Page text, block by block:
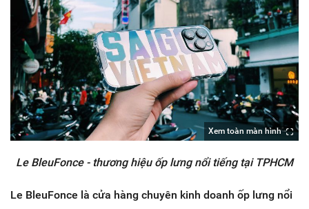
Xem toàn màn hình
Le BleuFonce - thương hiệu ốp lưng nổi tiếng tại TPHCM
Le BleuFonce là cửa hàng chuyên kinh doanh ốp lưng nổi